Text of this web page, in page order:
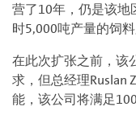
营了10年，仍是该地
时5,000吨产量的饲
在此次扩张之前，该
求，但总经理Ruslan
能，该公司将满足